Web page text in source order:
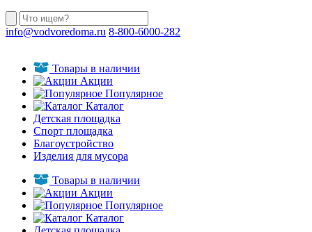
info@vodvoredoma.ru 8-800-6000-282
Товары в наличии
Акции
Популярное
Каталог
Детская площадка
Спорт площадка
Благоустройство
Изделия для мусора
Товары в наличии
Акции
Популярное
Каталог